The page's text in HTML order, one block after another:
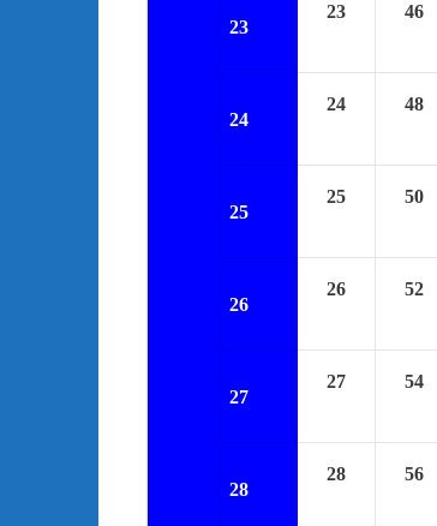
23
23 46
24
24 48
25
25 50
26
26 52
27
27 54
28
28 56